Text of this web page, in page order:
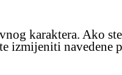
karaktera. Ako
izmijeniti navedene